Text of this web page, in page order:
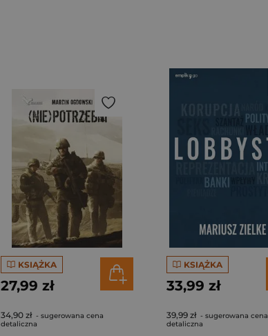
KSIĄŻKA
27,99 zł
34,90 zł - sugerowana cena
detaliczna
KSIĄŻKA
33,99 zł
39,99 zł - sugerowana cena
detaliczna